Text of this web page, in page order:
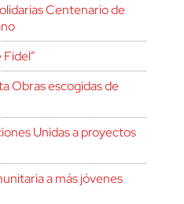
Centenario de
Obras escogidas de
Unidas a proyectos
a más jóvenes